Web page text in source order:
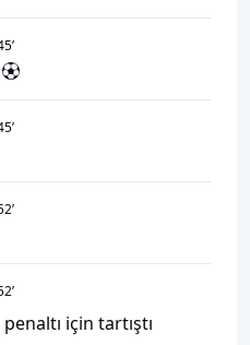
’
’
’
’
için tartıştı